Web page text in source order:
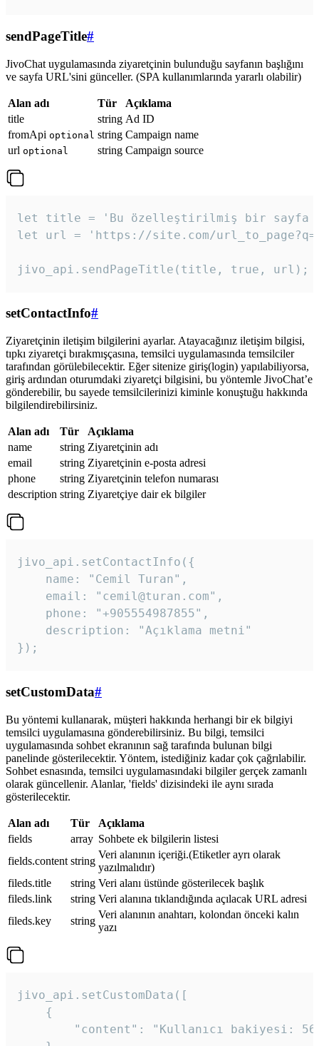
sendPageTitle#
JivoChat uygulamasında ziyaretçinin bulunduğu sayfanın başlığını
ve sayfa URL'sini günceller. (SPA kullanımlarında yararlı olabilir)
Alan adı Tür
Açıklama
title
string Ad ID
fromApi optional string Campaign name
url optional string Campaign source
let title = 'Bu özelleştirilmiş bir sayfa
let url = 'https://site.com/
jivo_api.sendPageTitle(title, true, url);
setContactInfo#
Ziyaretçinin iletişim bilgilerini ayarlar. Atayacağınız iletişim bilgisi,
tıpkı ziyaretçi bırakmışçasına, temsilci uygulamasında temsilciler
tarafından görülebilecektir. Eğer sitenize giriş(login) yapılabiliyorsa,
giriş ardından oturumdaki ziyaretçi bilgisini, bu yöntemle JivoChat’e
gönderebilir, bu sayede temsilcilerinizi kiminle konuştuğu hakkında
bilgilendirebilirsiniz.
Alan adı Tür
Açıklama
name
string Ziyaretçinin adı
email
string Ziyaretçinin e-posta adresi
phone
string Ziyaretçinin telefon numarası
description string Ziyaretçiye dair ek bilgiler
jivo_api.setContactInfo({
    name: "Cemil Turan",
    email: "cemil@turan.com",
    phone: "+905554987855",
    description: "Açıklama metni"
});
setCustomData#
Bu yöntemi kullanarak, müşteri hakkında herhangi bir ek bilgiyi
temsilci uygulamasına gönderebilirsiniz. Bu bilgi, temsilci
uygulamasında sohbet ekranının sağ tarafında bulunan bilgi
panelinde gösterilecektir. Yöntem, istediğiniz kadar çok çağrılabilir.
Sohbet esnasında, temsilci uygulamasındaki bilgiler gerçek zamanlı
olarak güncellenir. Alanlar, 'fields' dizisindeki ile aynı sırada
gösterilecektir.
Alan adı Tür
Açıklama
fields
array Sohbete ek bilgilerin listesi
fields.content string
Veri alanının içeriği.(Etiketler ayrı olarak
yazılmalıdır)
fileds.title
string Veri alanı üstünde gösterilecek başlık
fileds.link
string Veri alanına tıklandığında açılacak URL adresi
fileds.key
string
Veri alanının anahtarı, kolondan önceki kalın
yazı
jivo_api.setCustomData([
    {
"content": "Kullanıcı bakiyesi: